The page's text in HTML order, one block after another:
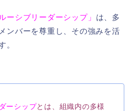
ーシブリーダーシップ」 は、多
ンバーを尊重し、その強みを活
。
ーシップとは、組織内の多様